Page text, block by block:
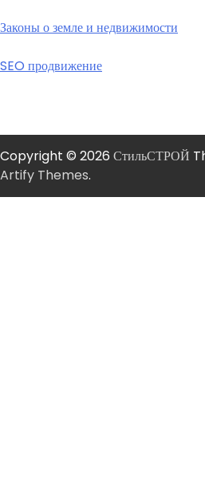
Законы о земле и недвижимости
SEO продвижение
Copyright © 2026 СтильСТРОЙ
Artify Themes.